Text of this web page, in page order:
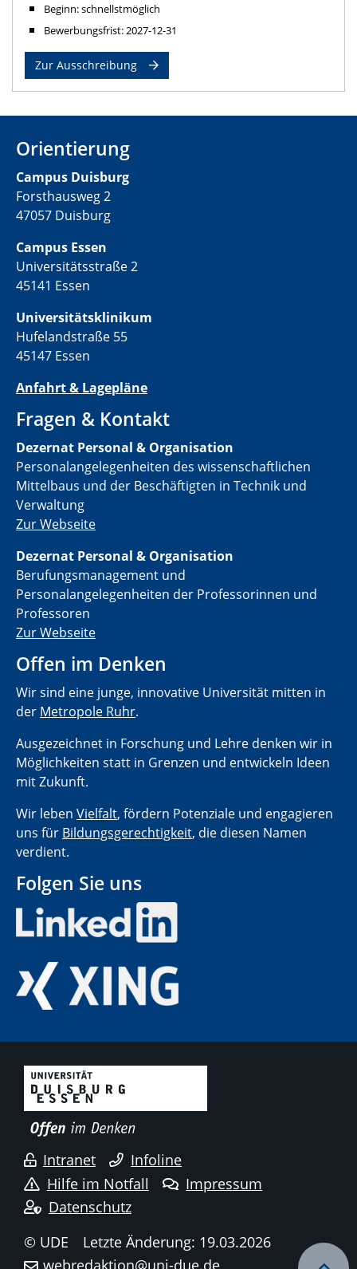
Beginn: schnellstmöglich
Bewerbungsfrist: 2027-12-31
Zur Ausschreibung
Orientierung
Campus Duisburg
Forsthausweg 2
47057 Duisburg
Campus Essen
Universitätsstraße 2
45141 Essen
Universitätsklinikum
Hufelandstraße 55
45147 Essen
Anfahrt & Lagepläne
Fragen & Kontakt
Dezernat Personal & Organisation
Personalangelegenheiten des wissenschaftlichen
Mittelbaus und der Beschäftigten in Technik und
Verwaltung
Zur Webseite
Dezernat Personal & Organisation
Berufungsmanagement und
Personalangelegenheiten der Professorinnen und
Professoren
Zur Webseite
Offen im Denken
Wir sind eine junge, innovative Universität mitten in
der Metropole Ruhr.
Ausgezeichnet in Forschung und Lehre denken wir in
Möglichkeiten statt in Grenzen und entwickeln Ideen
mit Zukunft.
Wir leben Vielfalt, fördern Potenziale und engagieren
uns für Bildungsgerechtigkeit, die diesen Namen
verdient.
Folgen Sie uns
Intranet
Infoline
Hilfe im Notfall
Impressum
Datenschutz
© UDE
Letzte Änderung: 19.03.2026
webredaktion@uni-due.de